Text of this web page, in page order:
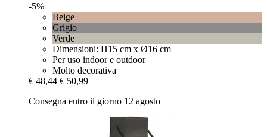
-5%
Beige
Grigio
Verde
Dimensioni: H15 cm x Ø16 cm
Per uso indoor e outdoor
Molto decorativa
€ 48,44 € 50,99
Consegna entro il giorno 12 agosto